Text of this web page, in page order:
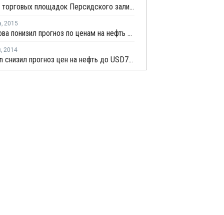
Индексы торговых площадок Персидского залива рухнули
, 2015
ОПЕК снова понизил прогноз по ценам на нефть на 2015 год
, 2014
JPMorgan снизил прогноз цен на нефть до USD70 за баррель